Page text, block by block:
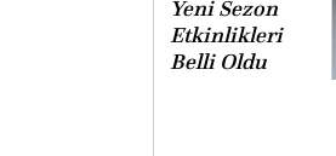
Yeni Sezon
Etkinlikleri
Belli Oldu